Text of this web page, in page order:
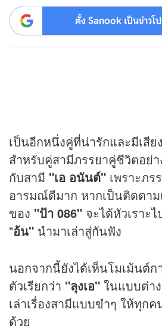
ตั้ง Sanook เป็นข่าว
เป็นอีกหนึ่งคู่ที่น่ารักและมีเสีย
สำหรับคู่สามีภรรยาคู่ชีวิตอย่า
กับสามี "เอ อนันต์" เพราะภร
อารมณ์ดีมาก หากเป็นติดตา
ของ "ป้า 086" จะได้หัวเราะ
"อ้น" นำมาเล่าสู่กันฟัง
นอกจากนี้ยังได้เห็นโมเม้นต์ก
ตัวเรียกว่า "ลุงเอ" ในแบบต่า
เล่าเรื่องสามีแบบขำๆ ให้ทุก
ด้วย